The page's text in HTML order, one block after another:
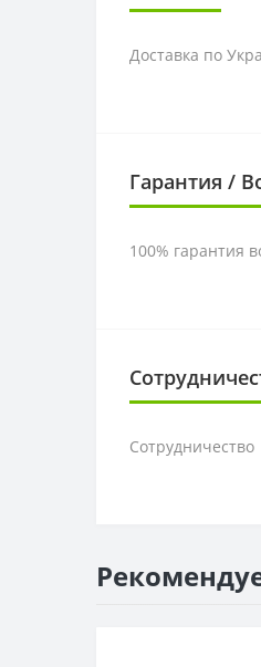
Доставка по
Гарантия /
100% гарантия
Сотрудничество